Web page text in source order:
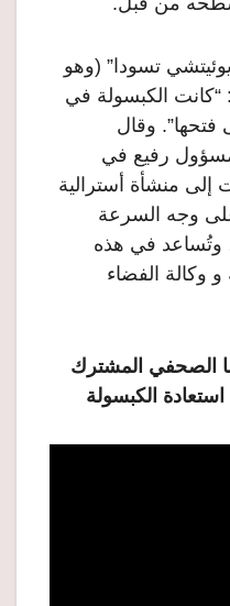
تسودا” (وهو
مشروع “هايابوسا 2”): “كانت الكبسولة في
فتحها”. وقال
رفيع في
إلى منشأة أسترالية
وجه السرعة
وتُساعد في هذه
و وكالة الفضاء
الصحفي المشترك
الكبسولة